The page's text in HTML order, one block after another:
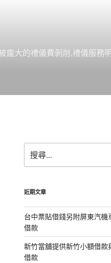
大的禮儀費剝削,禮儀服務
尋
關
字:
近期文章
台中票貼借錢另附屏東汽
借款
新竹當舖提供新竹小額借
借款